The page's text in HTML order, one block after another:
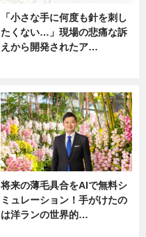
「小さな手に何度も針を刺し
たくない…」現場の悲痛な訴
えから開発されたア…
将来の薄毛具合をAIで無料シ
ミュレーション！手がけたの
は洋ランの世界的…